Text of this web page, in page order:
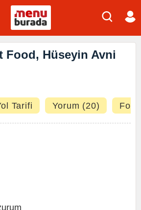
Food, Hüseyin Avni
Tarifi Yorum (20)